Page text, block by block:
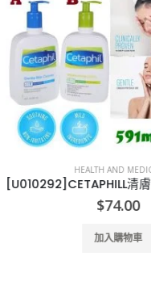
HEALTH AND MEDICAL
[U010292]CETAPHILL清膚乳/ 潤膚乳-591ML-2支